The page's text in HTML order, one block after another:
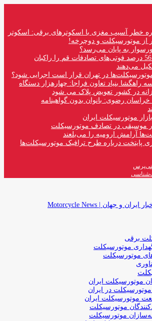
خطر آسیب مغزی با اسکوترهای برقی: اسکوتر
از موتورسیکلت و دوچرخه!
به پایان می‌رسد؟
پلیس اعلام کرد: 56 درصد فوتی‌های تصادفات قم را راکبان
می‌دهند
موتورسیکلت‌ها در تهران قرار است اجرایی شود؟
بنیاد تعاون فراجا: چهارهزار دستگاه
در کشور تعویض پلاک می شود
خراسان رضوی: بانوان بدون گواهینامه
موتورسیکلت ایران
موسیقی در تصادف موتورسیکلت
آرامش ارومیه را می‌بلعند
پایتخت درباره طرح ترافیک موتورسیکلت‌ها
برقی
موتورسیکلت
موتورسیکلت
موتورسیکلت ایران
موتورسیکلت در ایران
موتورسیکلت ایران
موتورسیکلت
موتورسیکلت